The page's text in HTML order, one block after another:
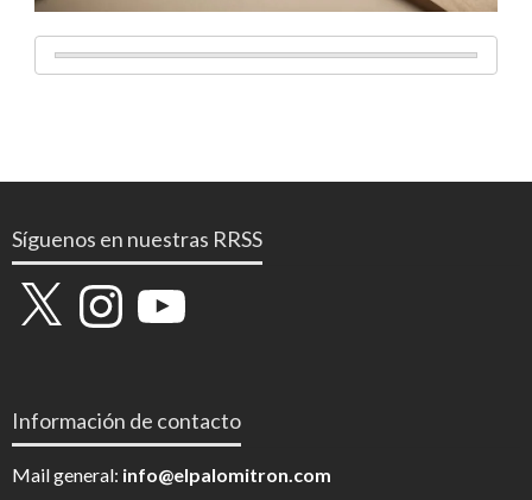
Síguenos en nuestras RRSS
X InstagramYouTube
Información de contacto
Mail general: info@elpalomitron.com